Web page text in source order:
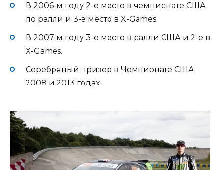
В 2006-м году 2-е место в чемпионате США
по ралли и 3-е место в X-Games.
В 2007-м году 3-е место в ралли США и 2-е в
X-Games.
Серебряный призер в Чемпионате США
2008 и 2013 годах.